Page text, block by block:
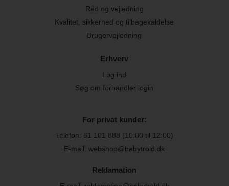
Råd og vejledning
Kvalitet, sikkerhed og tilbagekaldelse
Brugervejledning
Erhverv
Log ind
Søg om forhandler login
For privat kunder:
Telefon: 61 101 888 (10:00 til 12:00)
E-mail: webshop@babytrold.dk
Reklamation